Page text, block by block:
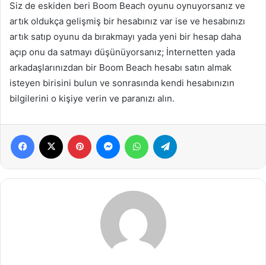
Siz de eskiden beri Boom Beach oyunu oynuyorsanız ve
artık oldukça gelişmiş bir hesabınız var ise ve hesabınızı
artık satıp oyunu da bırakmayı yada yeni bir hesap daha
açıp onu da satmayı düşünüyorsanız; İnternetten yada
arkadaşlarınızdan bir Boom Beach hesabı satın almak
isteyen birisini bulun ve sonrasında kendi hesabınızın
bilgilerini o kişiye verin ve paranızı alın.
Facebook Pinterest MessengerWhatsApp